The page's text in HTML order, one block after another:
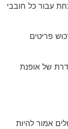
עבור כל חובבי
פריטים
של אופנת
אמור להיות